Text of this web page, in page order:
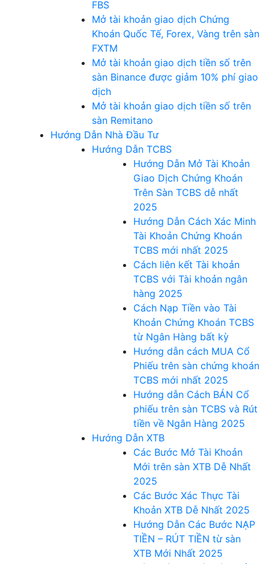
FBS
Mở tài khoản giao dịch Chứng
Khoán Quốc Tế, Forex, Vàng trên sàn
FXTM
Mở tài khoản giao dịch tiền số trên
sàn Binance được giảm 10% phí giao
dịch
Mở tài khoản giao dịch tiền số trên
sàn Remitano
Hướng Dẫn Nhà Đầu Tư
Hướng Dẫn TCBS
Hướng Dẫn Mở Tài Khoản
Giao Dịch Chứng Khoán
Trên Sàn TCBS dễ nhất
2025
Hướng Dẫn Cách Xác Minh
Tài Khoản Chứng Khoán
TCBS mới nhất 2025
Cách liên kết Tài khoản
TCBS với Tài khoản ngân
hàng 2025
Cách Nạp Tiền vào Tài
Khoản Chứng Khoán TCBS
từ Ngân Hàng bất kỳ
Hướng dẫn cách MUA Cổ
Phiếu trên sàn chứng khoán
TCBS mới nhất 2025
Hướng dẫn Cách BÁN Cổ
phiếu trên sàn TCBS và Rút
tiền về Ngân Hàng 2025
Hướng Dẫn XTB
Các Bước Mở Tài Khoản
Mới trên sàn XTB Dễ Nhất
2025
Các Bước Xác Thực Tài
Khoản XTB Dễ Nhất 2025
Hướng Dẫn Các Bước NẠP
TIỀN – RÚT TIỀN từ sàn
XTB Mới Nhất 2025